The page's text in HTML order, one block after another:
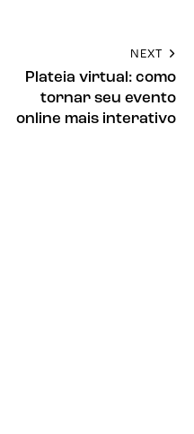
NEXT
Plateia virtual: como
tornar seu evento
online mais interativo